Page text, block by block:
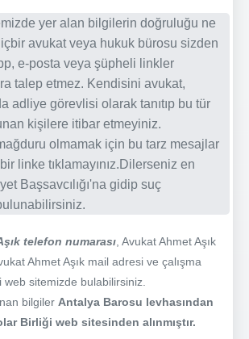
yer alan bilgilerin doğruluğu ne
avukat veya hukuk bürosu sizden
e-posta veya şüpheli linkler
talep etmez. Kendisini avukat,
adliye görevlisi olarak tanıtıp bu tür
kişilere itibar etmeyiniz.
mağduru olmamak için bu tarz mesajlar
linke tıklamayınız.Dilerseniz en
Başsavcılığı'na gidip suç
telefon numarası , Avukat Ahmet Aşık
Ahmet Aşık mail adresi ve çalışma
sitemizde bulabilirsiniz.
bilgiler Antalya Barosu levhasından
Birliği web sitesinden alınmıştır.